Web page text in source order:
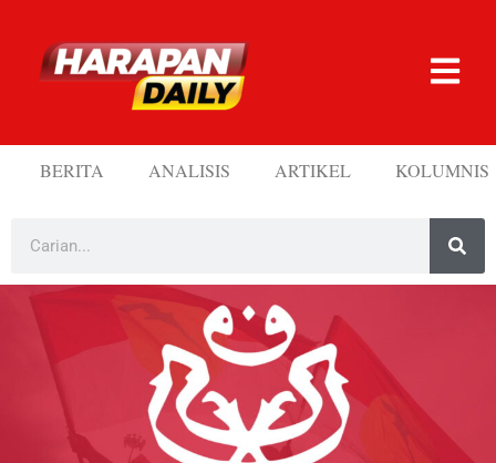
BERITA ANALISIS ARTIKEL KOLUMNIS